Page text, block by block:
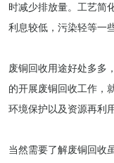
时减少排放量。工艺简
利息较低，污染轻等一
废铜回收用途好处多多
的开展废铜回收工作，
环境保护以及资源再利
当然需要了解废铜回收